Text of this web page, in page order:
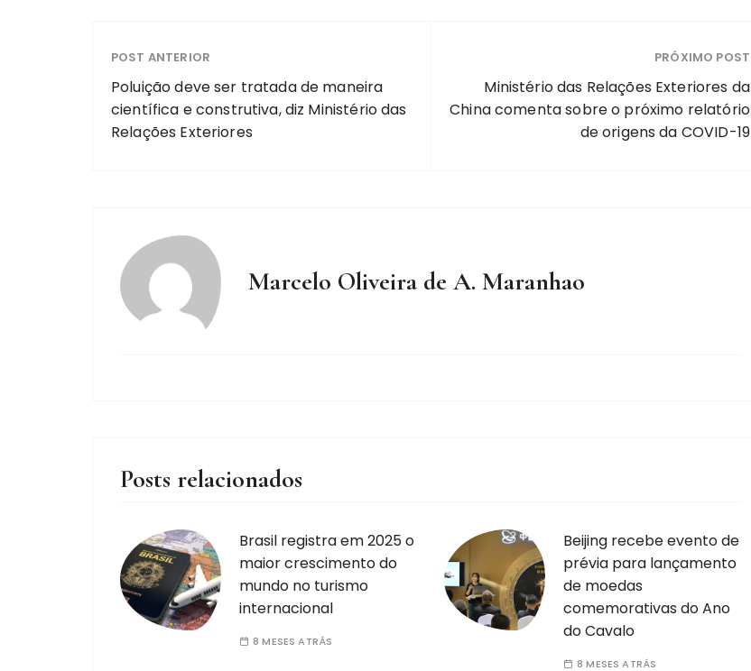
POST ANTERIOR
Poluição deve ser tratada de maneira
científica e construtiva, diz Ministério das
Relações Exteriores
PRÓXIMO POST
Ministério das Relações Exteriores da
China comenta sobre o próximo relatório
de origens da COVID-19
Marcelo Oliveira de A. Maranhao
Posts relacionados
Brasil registra em 2025 o
maior crescimento do
mundo no turismo
internacional
8 MESES ATRÁS
Beijing recebe evento de
prévia para lançamento
de moedas
comemorativas do Ano
do Cavalo
8 MESES ATRÁS